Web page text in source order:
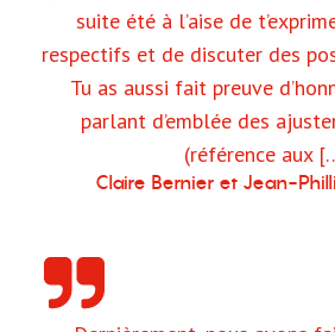
suite été à l’aise de
respectifs et de discuter des
Tu as aussi fait preuve
parlant d’emblée des
(référence aux
Claire Bernier et Jean-